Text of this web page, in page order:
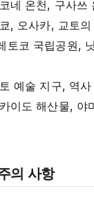
네 온천, 구사쓰
, 오사카, 교토의
토코 국립공원,
예술 지구, 역
이도 해산물, 야
의 사항